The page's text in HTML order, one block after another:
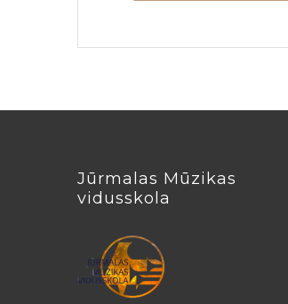
Jūrmalas Mūzikas
vidusskola